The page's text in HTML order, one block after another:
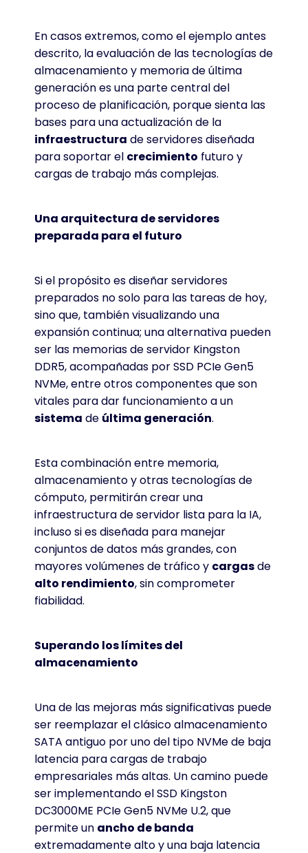
En casos extremos, como el ejemplo antes
descrito, la evaluación de las tecnologías de
almacenamiento y memoria de última
generación es una parte central del
proceso de planificación, porque sienta las
bases para una actualización de la
infraestructura de servidores diseñada
para soportar el crecimiento futuro y
cargas de trabajo más complejas.
Una arquitectura de servidores
preparada para el futuro
Si el propósito es diseñar servidores
preparados no solo para las tareas de hoy,
sino que, también visualizando una
expansión continua; una alternativa pueden
ser las memorias de servidor Kingston
DDR5, acompañadas por SSD PCIe Gen5
NVMe, entre otros componentes que son
vitales para dar funcionamiento a un
sistema de última generación.
Esta combinación entre memoria,
almacenamiento y otras tecnologías de
cómputo, permitirán crear una
infraestructura de servidor lista para la IA,
incluso si es diseñada para manejar
conjuntos de datos más grandes, con
mayores volúmenes de tráfico y cargasde
alto rendimiento, sin comprometer
fiabilidad.
Superando los límites del
almacenamiento
Una de las mejoras más significativas puede
ser reemplazar el clásico almacenamiento
SATA antiguo por uno del tipo NVMe de baja
latencia para cargas de trabajo
empresariales más altas. Un camino puede
ser implementando el SSD Kingston
DC3000ME PCIe Gen5 NVMe U.2, que
permite un ancho de banda
extremadamente alto y una baja latencia